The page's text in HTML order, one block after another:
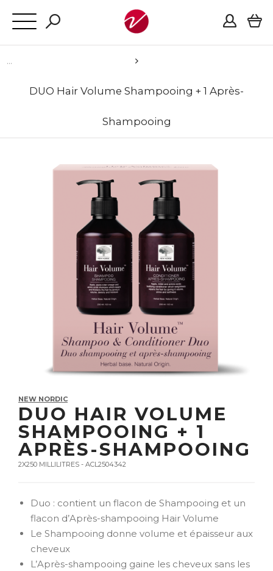
DUO Hair Volume Shampooing + 1 Après-
Shampooing
NEW NORDIC
DUO HAIR VOLUME
SHAMPOOING + 1
APRÈS-SHAMPOOING
2X250 MILLILITRES - ACL2504342
Duo : contient un flacon de Shampooing et un
flacon d’Après-shampooing Hair Volume
Le Shampooing donne volume et épaisseur aux
cheveux
L’Après-shampooing gaine les cheveux sans les